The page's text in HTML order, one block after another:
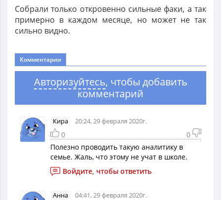
Собрали только откровенно сильные факи, а так
примерно в каждом месяце, но может не так
сильно видно.
Комментарии
Авторизуйтесь, чтобы добавить
комментарий
Кира 20:24, 29 февраля 2020г.
0
0
Полезно проводить такую аналитику в
семье. Жаль, что этому не учат в школе.
Войдите, чтобы ответить
Анна 04:41, 29 февраля 2020г.